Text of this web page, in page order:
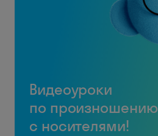
Видеоуроки
по произношению
с носителями!